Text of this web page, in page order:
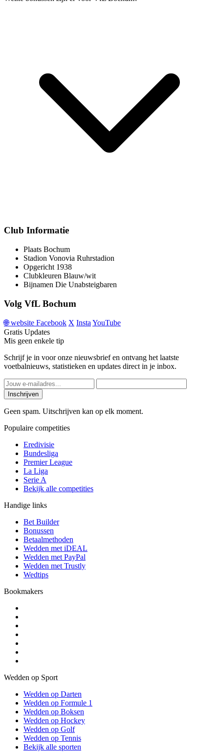
Club Informatie
Plaats Bochum
Stadion Vonovia Ruhrstadion
Opgericht 1938
Clubkleuren Blauw/wit
Bijnamen Die Unabsteigbaren
Volg VfL Bochum
🌐 website Facebook X InstaYouTube
Gratis Updates
Mis geen enkele tip
Schrijf je in voor onze nieuwsbrief en ontvang het laatste
voetbalnieuws, statistieken en updates direct in je inbox.
Inschrijven
Geen spam. Uitschrijven kan op elk moment.
Populaire competities
Eredivisie
Bundesliga
Premier League
La Liga
Serie A
Bekijk alle competities
Handige links
Bet Builder
Bonussen
Betaalmethoden
Wedden met iDEAL
Wedden met PayPal
Wedden met Trustly
Wedtips
Bookmakers
Wedden op Sport
Wedden op Darten
Wedden op Formule 1
Wedden op Boksen
Wedden op Hockey
Wedden op Golf
Wedden op Tennis
Bekijk alle sporten